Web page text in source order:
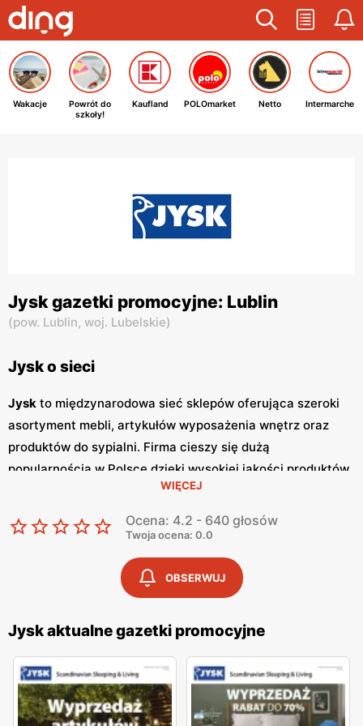
Wakacje
Powrót do
szkoły!
Kaufland POLOmarket Netto Intermarche
Jysk gazetki promocyjne: Lublin
(pow. Lublin, woj. Lubelskie)
Jysk o sieci
Jysk to międzynarodowa sieć sklepów oferująca szeroki
asortyment mebli, artykułów wyposażenia wnętrz oraz
produktów do sypialni. Firma cieszy się dużą
popularnością w Polsce dzięki wysokiej jakości produktów,
nowoczesnemu designowi oraz atrakcyjnym
. Klienci cenią sobie również częste promocje
umożliwiają zakup wyjątkowych mebli i dodatków w
korzystnych cenach. Jednym z kluczowych elementów
strategii marketingowejJysksą regularnie wydawane
.Gazetkite prezentują najnowsze
oferty specjalne, nowości produktowe oraz sezonowe
wyprzedaże, dzięki czemu klienci mogą planować swoje
zakupy i korzystać z wyjątkowych okazji cenowych. Są
one dostępne zarówno w formie papierowej w sklepach,
jak i online, co umożliwia łatwy dostęp do aktualnych ofert.
WIĘCEJ
Ocena: 4.2 - 640 głosów
Twoja ocena: 0.0
OBSERWUJ
Jysk aktualne gazetki promocyjne